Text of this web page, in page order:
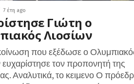
7 έτη ago
Γιώτη ο
Λιοσίων
που εξέδωσε ο
ευχαρίστησε τον προπονητή της
Αναλυτικά, το κειμενο Ο